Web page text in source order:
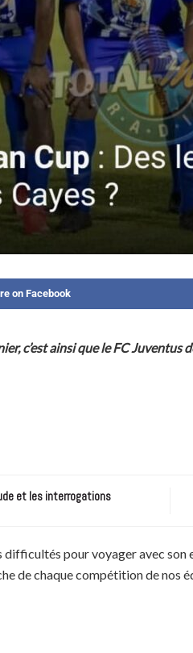
on Facebook
c’est ainsi que le FC
et les interrogations
difficultés pour voyager avec
de chaque compétition de nos